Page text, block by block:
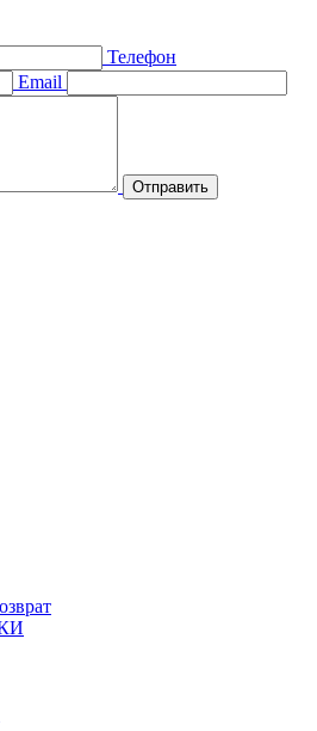
Телефон
Email
Отправить